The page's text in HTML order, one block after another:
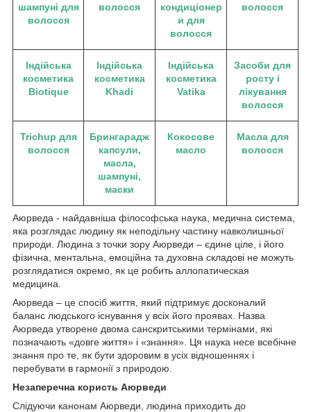
шампуні для
волосся
волосся
кондиціонер
и для
волосся
волосся
Індійська
косметика
Biotique
Індійська
косметика
Khadi
Індійська
косметика
Vatika
Засоби для
росту і
лікування
волосся
Trichup для
волосся
Брингарадж
капсули,
масла,
шампуні,
маски
Кокосове
масло
Масла для
волосся
Аюрведа - найдавніша філософська наука, медична система,
яка розглядає людину як неподільну частину навколишньої
природи. Людина з точки зору Аюрведи – єдине ціле, і його
фізична, ментальна, емоційна та духовна складові не можуть
розглядатися окремо, як це робить аллопатическая
медицина.
Аюрведа – це спосіб життя, який підтримує досконалий
баланс людського існування у всіх його проявах. Назва
Аюрведа утворене двома санскритськими термінами, які
позначають «довге життя» і «знання». Ця наука несе всебічне
знання про те, як бути здоровим в усіх відношеннях і
перебувати в гармонії з природою.
Незаперечна користь Аюрведи
Слідуючи канонам Аюрведи, людина приходить до